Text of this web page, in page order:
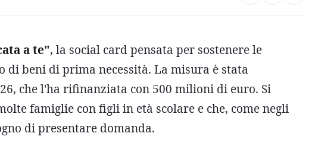
a te", la social card pensata per sostenere le
beni di prima necessità. La misura è stata
che l'ha rifinanziata con 500 milioni di euro. Si
famiglie con figli in età scolare e che, come negli
di presentare domanda.